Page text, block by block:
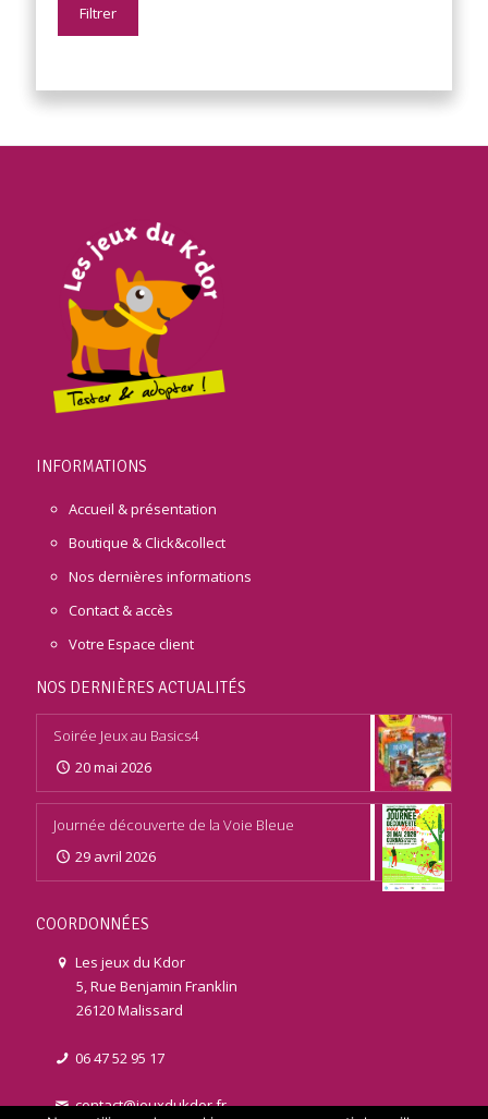
Filtrer
INFORMATIONS
Accueil & présentation
Boutique & Click&collect
Nos dernières informations
Contact & accès
Votre Espace client
NOS DERNIÈRES ACTUALITÉS
Soirée Jeux au Basics4
20 mai 2026
Journée découverte de la Voie Bleue
29 avril 2026
COORDONNÉES
Les jeux du Kdor
5, Rue Benjamin Franklin
26120 Malissard
06 47 52 95 17
contact@jeuxdukdor.fr